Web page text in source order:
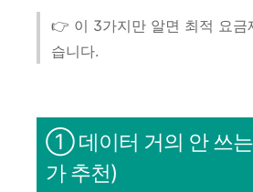
👉 이 3가지만 알면 최적 요금
습니다.
① 데이터 거의 안 쓰는
가 추천)